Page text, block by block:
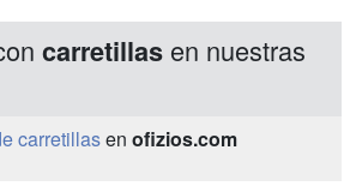
carretillas en nuestras
carretillasen ofizios.com